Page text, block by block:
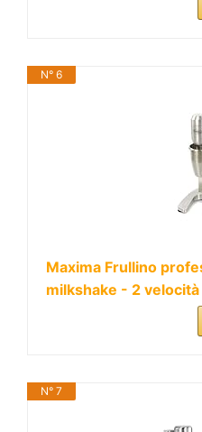
N° 6
Maxima Frullino
milkshake - 2 velocità
N° 7